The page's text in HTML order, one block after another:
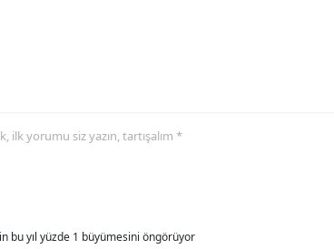
ilk yorumu siz yazın, tartışalım *
bu yıl yüzde 1 büyümesini öngörüyor